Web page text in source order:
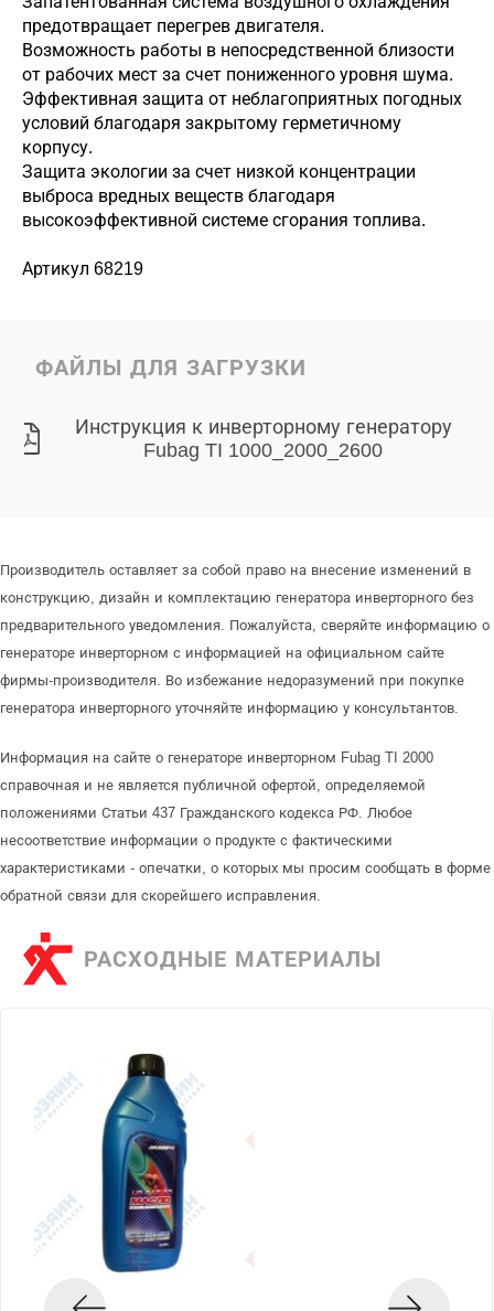
предотвращает перегрев двигателя.
Возможность работы в непосредственной близости
от рабочих мест за счет пониженного уровня шума.
Эффективная защита от неблагоприятных погодных
условий благодаря закрытому герметичному
корпусу.
Защита экологии за счет низкой концентрации
выброса вредных веществ благодаря
высокоэффективной системе сгорания топлива.
Артикул 68219
ФАЙЛЫ ДЛЯ ЗАГРУЗКИ
Инструкция к инверторному генератору
Fubag TI 1000_2000_2600
Производитель оставляет за собой право на внесение изменений в
конструкцию, дизайн и комплектацию генератора инверторного без
предварительного уведомления. Пожалуйста, сверяйте информацию о
генераторе инверторном с информацией на официальном сайте
фирмы-производителя. Во избежание недоразумений при покупке
генератора инверторного уточняйте информацию у консультантов.
Информация на сайте о генераторе инверторном Fubag TI 2000
справочная и не является публичной офертой, определяемой
положениями Статьи 437 Гражданского кодекса РФ. Любое
несоответствие информации о продукте с фактическими
характеристиками - опечатки, о которых мы просим сообщать в форме
обратной связи для скорейшего исправления.
РАСХОДНЫЕ МАТЕРИАЛЫ